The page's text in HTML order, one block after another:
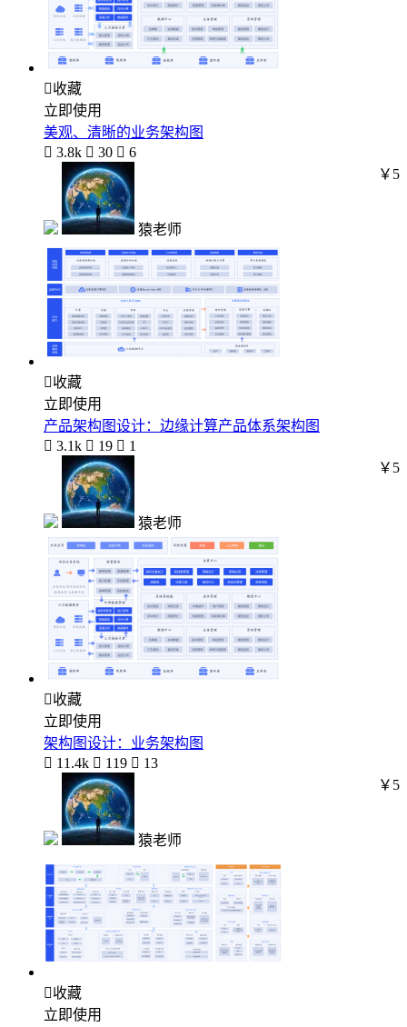
收藏
立即使用
美观、清晰的业务架构图
 3.8k  30  6
猿老师
￥5
收藏
立即使用
产品架构图设计：边缘计算产品体系架构图
 3.1k  19  1
猿老师
￥5
收藏
立即使用
架构图设计：业务架构图
 11.4k  119  13
猿老师
￥5
收藏
立即使用